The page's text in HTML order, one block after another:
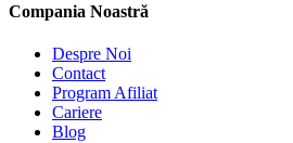
Compania Noastră
Despre Noi
Contact
Program Afiliat
Cariere
Blog